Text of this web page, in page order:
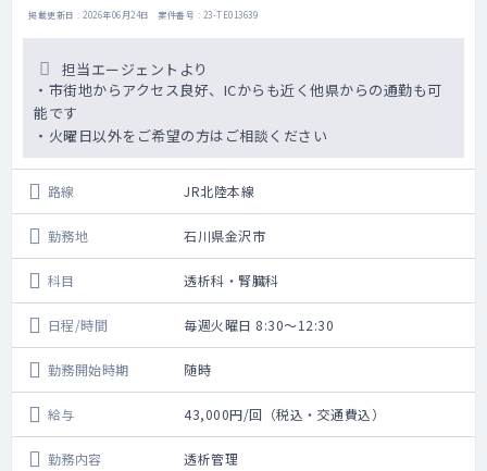
掲載更新日 : 2026年06月24日 案件番号 : 23-TE013639
担当エージェントより
・市街地からアクセス良好、ICからも近く他県からの通勤も可
能です
・火曜日以外をご希望の方はご相談ください
路線 JR北陸本線
勤務地 石川県金沢市
科目 透析科・腎臓科
日程/時間 毎週火曜日 8:30～12:30
勤務開始時期 随時
給与 43,000円/回（税込・交通費込）
勤務内容 透析管理